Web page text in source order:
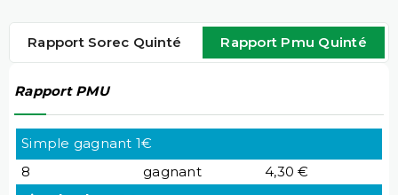
Rapport Sorec Quinté Rapport Pmu Quinté
Rapport PMU
Simple gagnant 1€
8
gagnant
4,30 €